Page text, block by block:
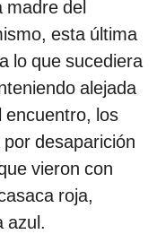
madre del
esta última
lo que sucediera
alejada
encuentro, los
desaparición
vieron con
roja,
azul.